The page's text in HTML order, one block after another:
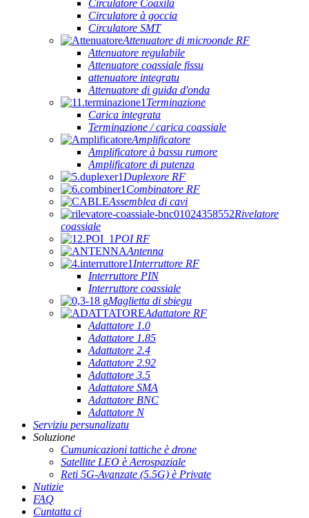
Circulatore Coaxila
Circulatore à goccia
Circulatore SMT
Attenuatore di microonde RF
Attenuatore regulabile
Attenuatore coassiale fissu
attenuatore integratu
Attenuatore di guida d'onda
Terminazione
Carica integrata
Terminazione / carica coassiale
Amplificatore
Amplificatore à bassu rumore
Amplificatore di putenza
Duplexore RF
Combinatore RF
Assemblea di cavi
Rivelatore
coassiale
POI RF
Antenna
Interruttore RF
Interruttore PIN
Interruttore coassiale
Maglietta di sbiegu
Adattatore RF
Adattatore 1.0
Adattatore 1.85
Adattatore 2.4
Adattatore 2.92
Adattatore 3.5
Adattatore SMA
Adattatore BNC
Adattatore N
Serviziu persunalizatu
Soluzione
Cumunicazioni tattiche è drone
Satellite LEO è Aerospaziale
Reti 5G-Avanzate (5.5G) è Private
Nutizie
FAQ
Cuntatta ci